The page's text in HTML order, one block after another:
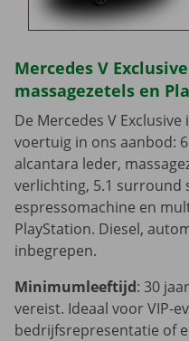
Mercedes V
massagezetels en
De Mercedes V
voertuig in ons aanbod:
alcantara leder,
verlichting, 5.1 surround
espressomachine en
PlayStation. Diesel,
inbegrepen.
Minimumleeftijd: 30
vereist. Ideaal voor VIP-
bedrijfsrepresentatie of